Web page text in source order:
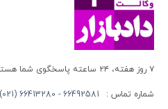
۷ روز هفته، ۲۴ ساعته پاسخگوی شما هستیم
شماره تماس : 66492581 - 66413280 (021)